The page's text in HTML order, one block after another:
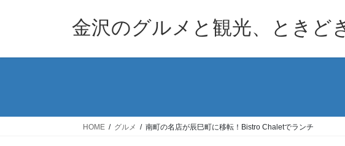
金沢のグルメと観光、ときど
HOME グルメ 南町の名店が辰巳町に移転！Bistro Chaletでランチ